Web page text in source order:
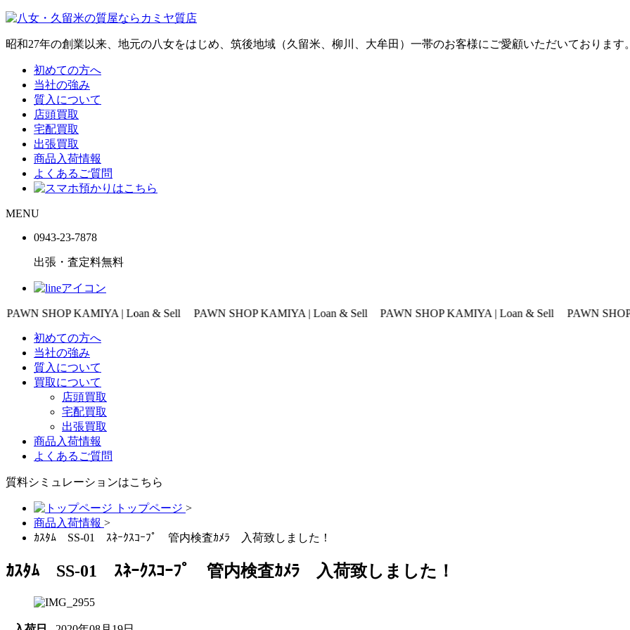
昭和27年の創業以来、地元の八女をはじめ、筑後地域（久留米、柳川、大牟田）一帯のお客様にご愛顧いただいております。
初めての方へ
当社の強み
質入について
店頭買取
宅配買取
出張買取
商品入荷情報
よくあるご質問
MENU
0943-23-7878
出張・査定料無料
KAMIYA | Loan & Sell PAWN SHOP KAMIYA | Loan & Sell PAWN SHOP KAMIYA | Loan & Sell PAWN SHOP KAMIYA |
初めての方へ
当社の強み
質入について
買取について
店頭買取
宅配買取
出張買取
商品入荷情報
よくあるご質問
質料シミュレーションはこちら
トップページ >
商品入荷情報 >
ｶｽﾀﾑ SS-01 ｽﾈｰｸｽｺｰﾌﾟ 管内検査ｶﾒﾗ 入荷致しました！
ｶｽﾀﾑ SS-01 ｽﾈｰｸｽｺｰﾌﾟ 管内検査ｶﾒﾗ 入荷致しました！